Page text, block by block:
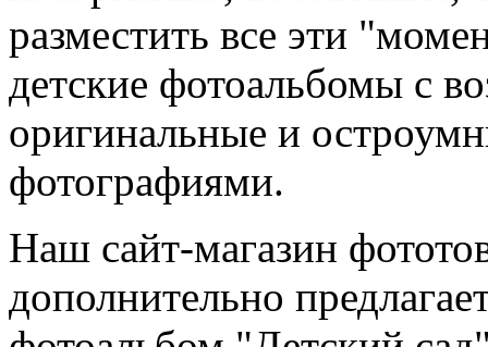
разместить все эти
детские фотоальбомы с
оригинальные и
фотографиями.
Наш сайт-магазин
дополнительно